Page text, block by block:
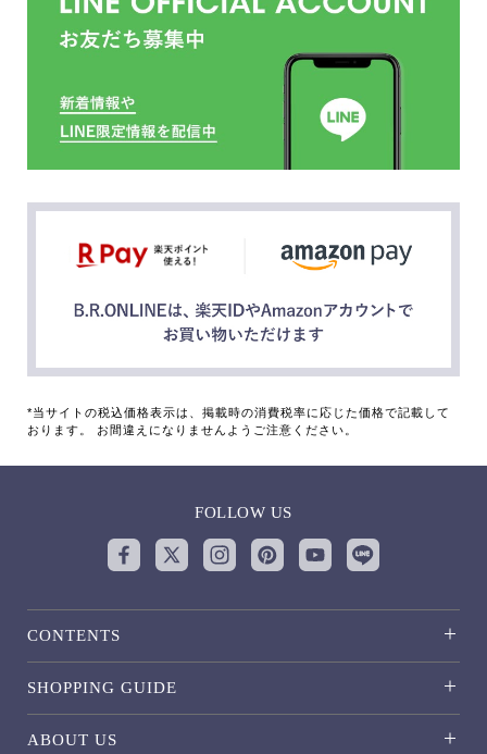
*当サイトの税込価格表示は、掲載時の消費税率に応じた価格で記載して
おります。 お間違えになりませんようご注意ください。
FOLLOW US
CONTENTS
SHOPPING GUIDE
ABOUT US